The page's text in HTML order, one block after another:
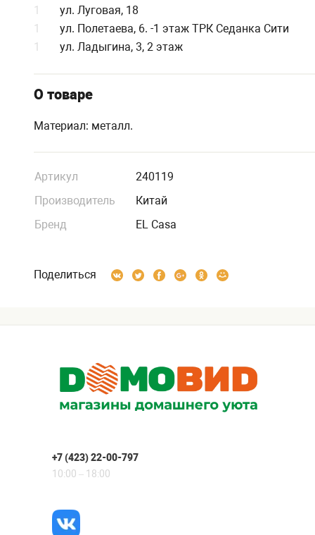
1
ул. Луговая, 18
1
ул. Полетаева, 6. -1 этаж ТРК Седанка Сити
1
ул. Ладыгина, 3, 2 этаж
О товаре
Материал: металл.
Артикул
240119
Производитель
Китай
Бренд
EL Casa
Поделиться
+7 (423) 22-00-797
10:00 – 18:00